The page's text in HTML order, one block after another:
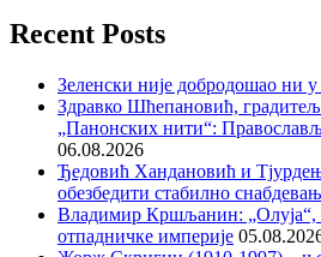
Recent Posts
Зеленски није добродошао ни у
Здравко Шћепановић,
„Панонских нити“:
06.08.2026
Ђедовић Хандановић и
обезбедити стабилно
Владимир Кршљанин: „Олуја“,
отпадничке империје